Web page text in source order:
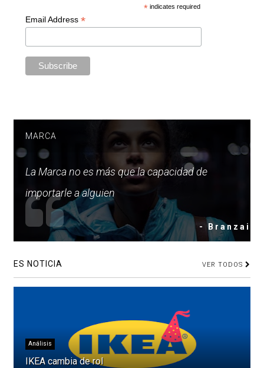
* indicates required
Email Address *
MARCA
La Marca no es más que la capacidad de
importarle a alguien
- Branzai
ES NOTICIA VER TODOS
Análisis
IKEA cambia de rol